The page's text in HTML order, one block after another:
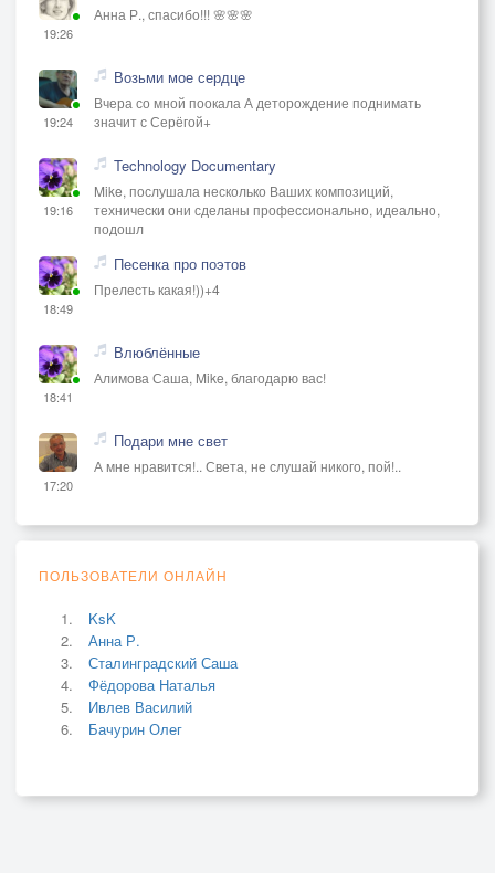
19:26
Анна Р., спасибо!!! 🌸🌸🌸
19:24
Возьми мое сердце
Вчера со мной поокала А деторождение поднимать
значит с Серёгой+
19:16
Technology Documentary
Mike, послушала несколько Ваших композиций,
технически они сделаны профессионально, идеально,
подошл
18:49
Песенка про поэтов
Прелесть какая!))+4
18:41
Влюблённые
Алимова Саша, Mike, благодарю вас!
17:20
Подари мне свет
А мне нравится!.. Света, не слушай никого, пой!..
ПОЛЬЗОВАТЕЛИ ОНЛАЙН
KsK
Анна Р.
Сталинградский Саша
Фёдорова Наталья
Ивлев Василий
Бачурин Олег